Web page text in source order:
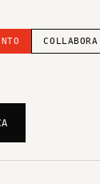
COLLABORA